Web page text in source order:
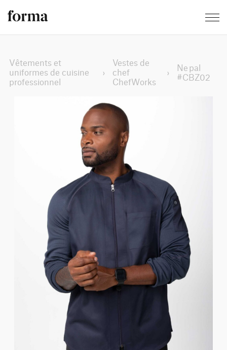
Vêtements et
uniformes de cuisine
professionnel
›
Vestes de
chef
ChefWorks
›
Nepal
#CBZ02